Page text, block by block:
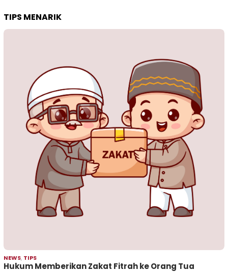
TIPS MENARIK
NEWS, TIPS
Hukum Memberikan Zakat Fitrah ke Orang Tua